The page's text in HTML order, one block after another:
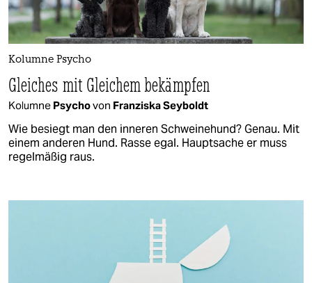
Kolumne Psycho
Gleiches mit Gleichem bekämpfen
Kolumne Psychovon Franziska Seyboldt
Wie besiegt man den inneren Schweinehund? Genau. Mit
einem anderen Hund. Rasse egal. Hauptsache er muss
regelmäßig raus.